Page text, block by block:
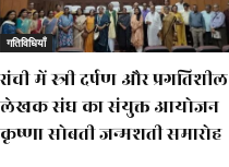
गतिविधियाँ
रांची में स्त्री दर्पण और प्रगतिशील
लेखक संघ का संयुक्त आयोजन
कृष्णा सोबती जन्मशती समारोह